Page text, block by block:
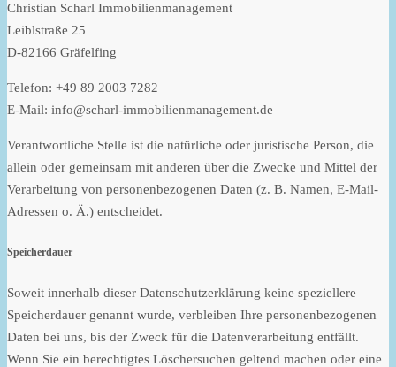
Christian Scharl Immobilienmanagement
Leiblstraße 25
D-82166 Gräfelfing
Telefon: +49 89 2003 7282
E-Mail: info@scharl-immobilienmanagement.de
Verantwortliche Stelle ist die natürliche oder juristische Person, die
allein oder gemeinsam mit anderen über die Zwecke und Mittel der
Verarbeitung von personenbezogenen Daten (z. B. Namen, E-Mail-
Adressen o. Ä.) entscheidet.
Speicherdauer
Soweit innerhalb dieser Datenschutzerklärung keine speziellere
Speicherdauer genannt wurde, verbleiben Ihre personenbezogenen
Daten bei uns, bis der Zweck für die Datenverarbeitung entfällt.
Wenn Sie ein berechtigtes Löschersuchen geltend machen oder eine